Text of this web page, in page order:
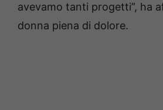
avevamo tanti progetti”, ha
donna piena di dolore.